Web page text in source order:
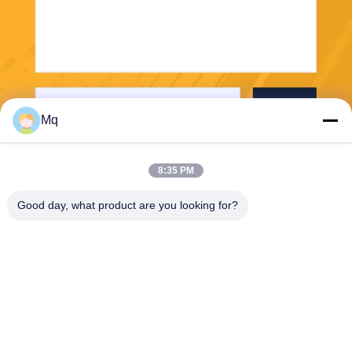
Mq
8:35 PM
Good day, what product are you looking for?